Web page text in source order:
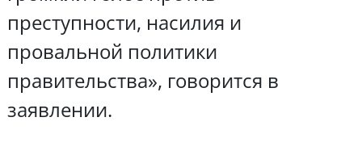
преступности, насилия и
провальной политики
правительства», говорится в
заявлении.